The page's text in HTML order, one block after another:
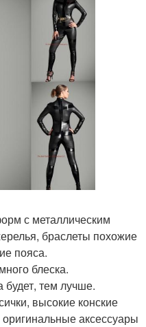
с металлическим
браслеты похожие
пояса.
блеска.
тем лучше.
высокие конские
аксессуары